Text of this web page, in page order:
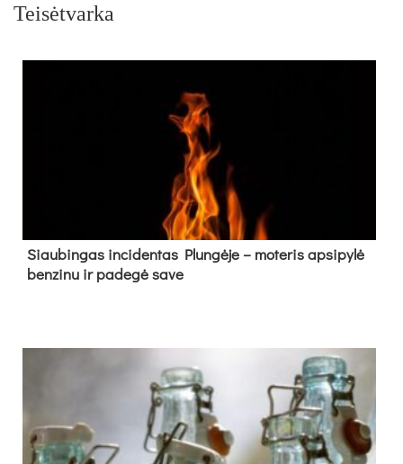
Teisėtvarka
Siau­bin­gas in­ci­den­tas Plun­gė­je – mo­te­ris ap­si­py­lė
ben­zi­nu ir pa­de­gė sa­ve